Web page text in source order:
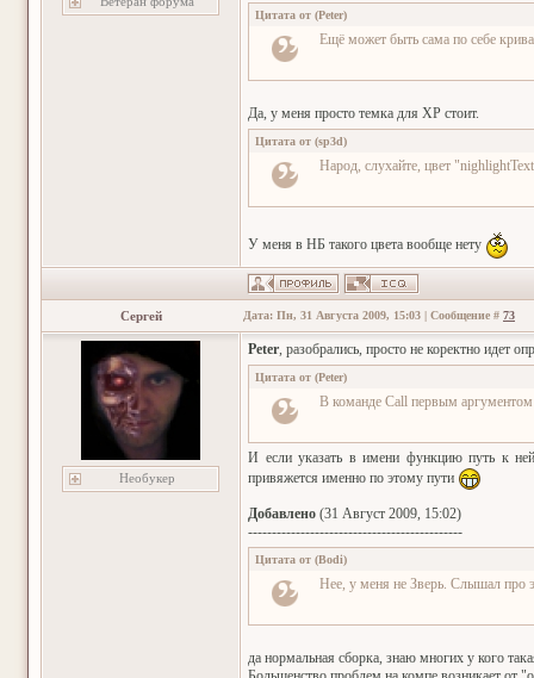
Цитата от (Peter)
Ещё может быть сама по себе
Да, у меня просто темка для XP стоит.
Цитата от (sp3d)
Народ, слухайте, цвет
У меня в НБ такого цвета вообще нету
Сергей Дата: Пн, 31 Августа 2009, 15:03 | Сообщение # 73
Необукер
Peter, разобрались, просто не коректно идет
Цитата от (Peter)
В команде Call первым
И если указать в имени функцию путь к
привяжется именно по этому пути
Добавлено (31 Август 2009, 15:02)
---------------------------------------------
Цитата от (Bodi)
Нее, у меня не Зверь. Слышал про
да нормальная сборка, знаю многих у кого